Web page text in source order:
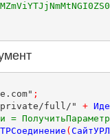
;
private/full/" +
=
(СайтУРЛ